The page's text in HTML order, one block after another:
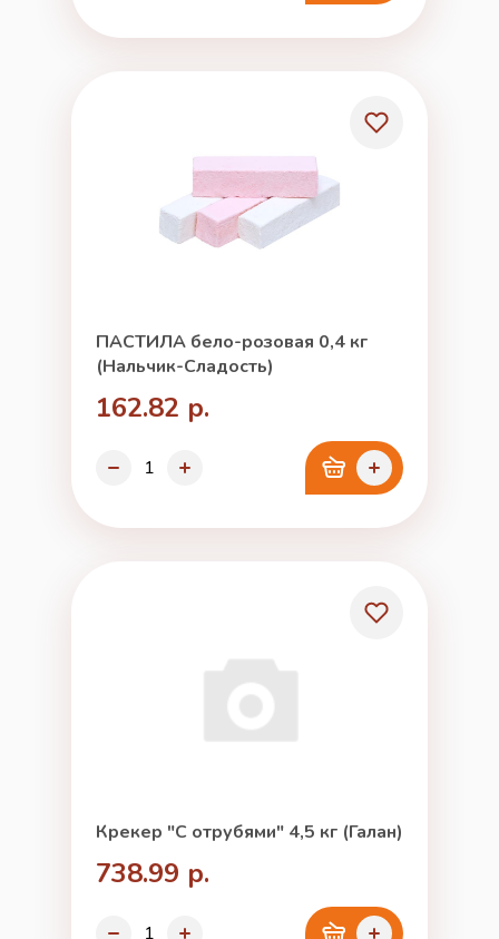
ПАСТИЛА бело-розовая 0,4 кг
(Нальчик-Сладость)
162.82 р.
Крекер "С отрубями" 4,5 кг (Галан)
738.99 р.